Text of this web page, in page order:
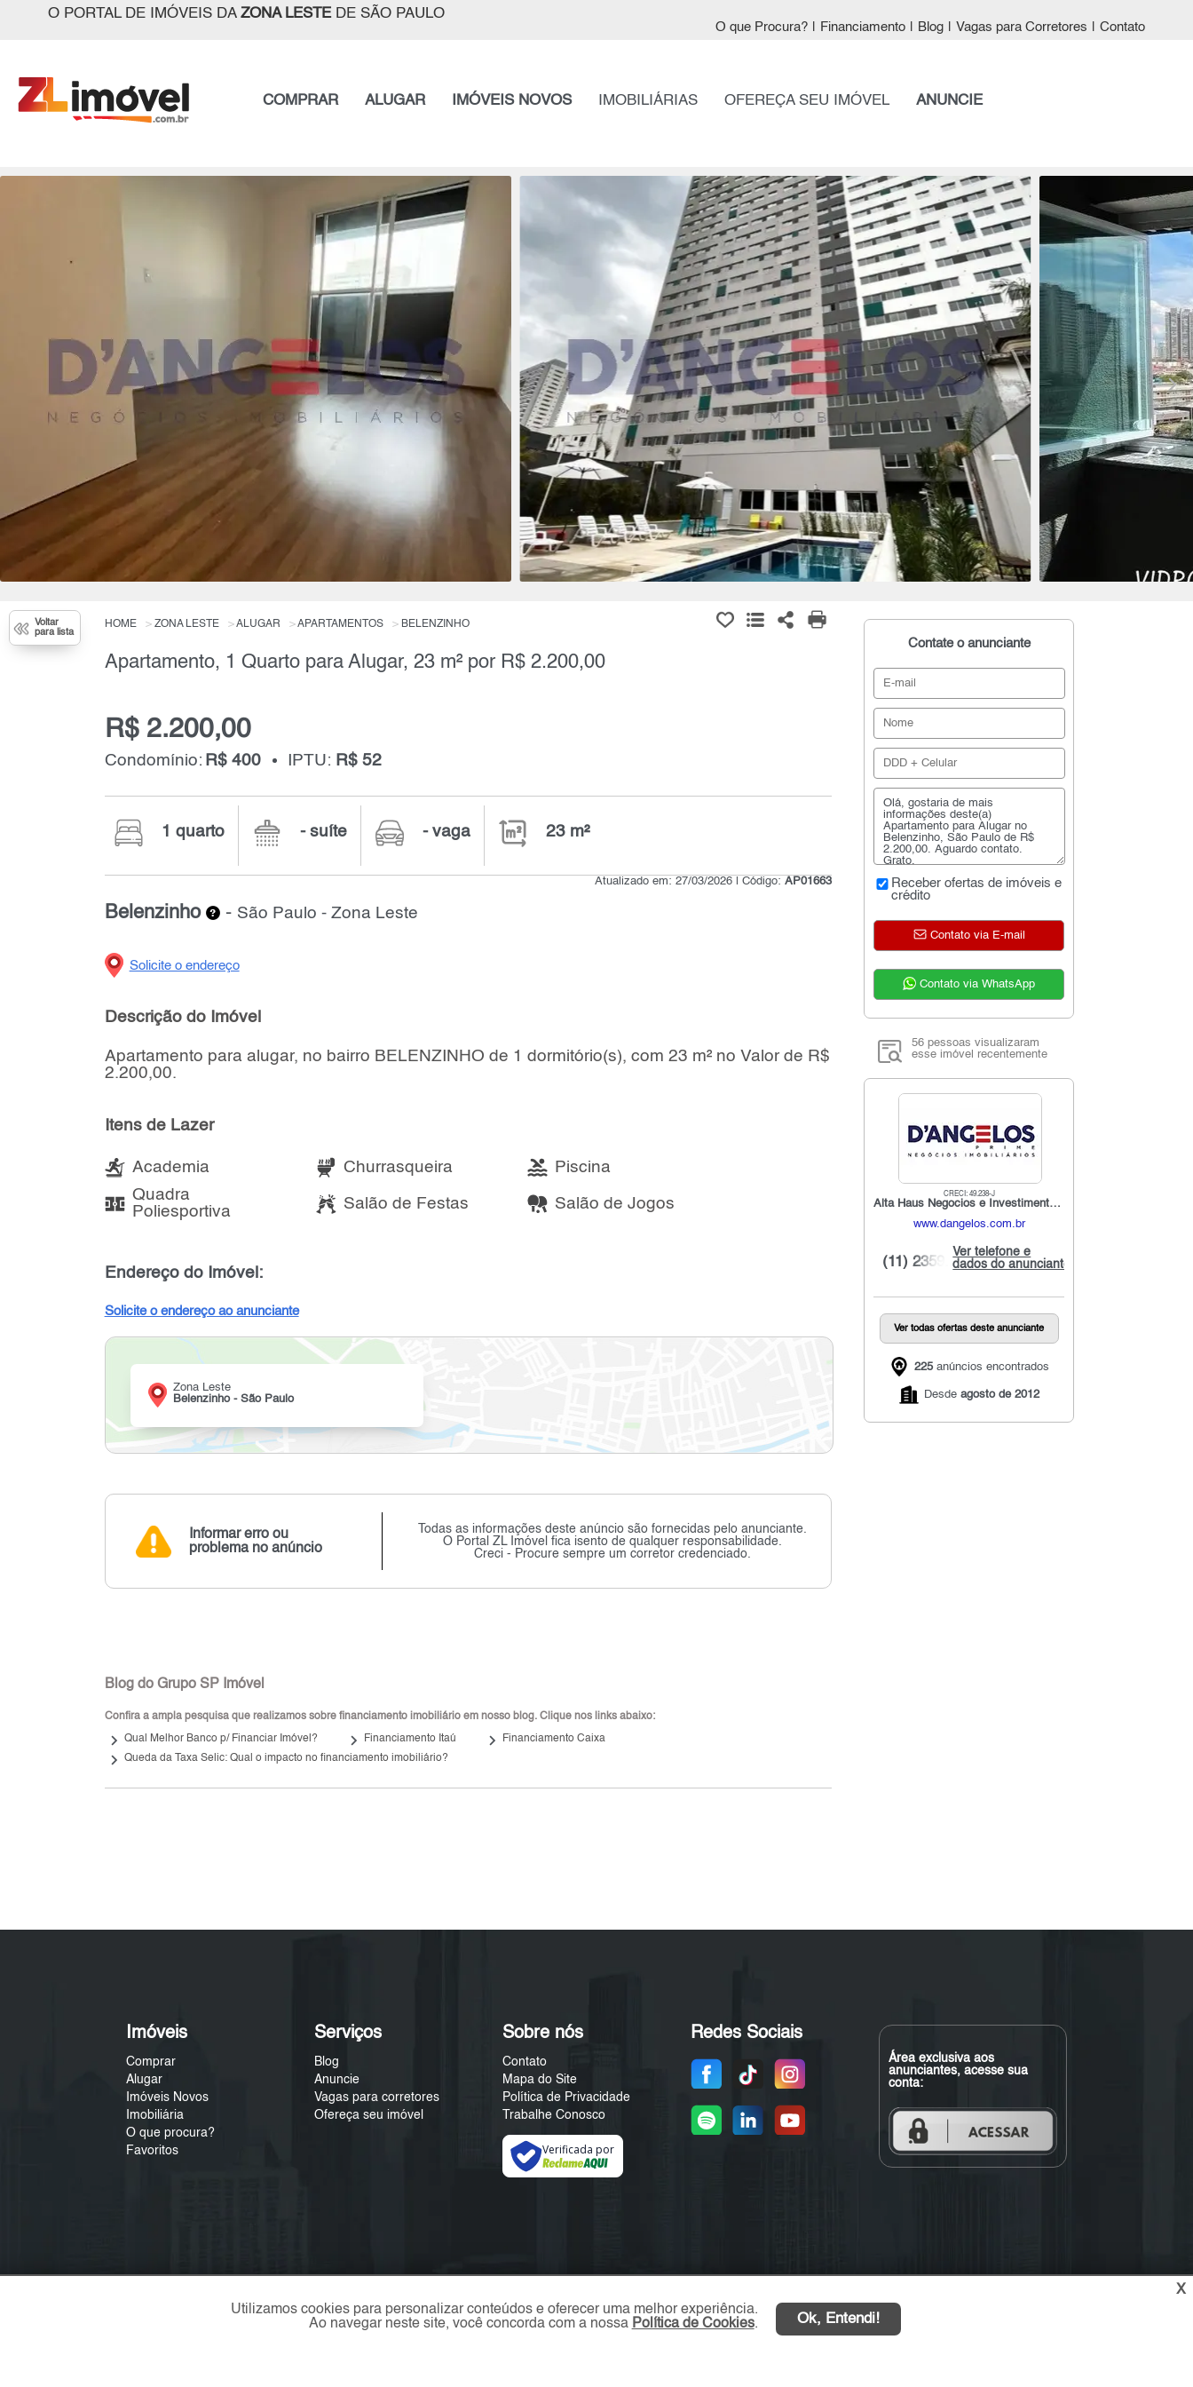
O PORTAL DE IMÓVEIS DA ZONA LESTEDE SÃO PAULO
O que Procura? Financiamento Blog Vagas para Corretores Contato
COMPRAR ALUGAR IMÓVEIS NOVOS IMOBILIÁRIAS OFEREÇA SEU IMÓVEL ANUNCIE
Voltar
para lista
HOME ZONA LESTE ALUGAR APARTAMENTOS BELENZINHO
Apartamento, 1 Quarto para Alugar, 23 m² por R$ 2.200,00
R$ 2.200,00
Condomínio: R$ 400 IPTU: R$ 52
1 quarto - suíte - vaga 23 m²
Atualizado em: 27/03/2026 | Código:AP01663
Belenzinho - São Paulo - Zona Leste
Solicite o endereço
Descrição do Imóvel
Apartamento para alugar, no bairro BELENZINHO de 1 dormitório(s), com 23 m² no Valor de R$
2.200,00.
Itens de Lazer
Academia Churrasqueira
Piscina
Quadra
Poliesportiva
Salão de Festas Salão de Jogos
Endereço do Imóvel:
Solicite o endereço ao anunciante
Zona Leste
Belenzinho - São Paulo
Informar erro ou
problema no anúncio
Todas as informações deste anúncio são fornecidas pelo anunciante.
O Portal ZL Imóvel fica isento de qualquer responsabilidade.
Creci - Procure sempre um corretor credenciado.
Blog do Grupo SP Imóvel
Confira a ampla pesquisa que realizamos sobre financiamento imobiliário em nosso blog. Clique nos links abaixo:
keyboard_arrow_right Qual Melhor Banco p/ Financiar Imóvel? keyboard_arrow_right Financiamento Itaú keyboard_arrow_right Financiamento Caixa
keyboard_arrow_right Queda da Taxa Selic: Qual o impacto no financiamento imobiliário?
Contate o anunciante
Receber ofertas de imóveis e
crédito
Contato via E-mail
Contato via WhatsApp
56 pessoas visualizaram
esse imóvel recentemente
CRECI: 49.238-J
Alta Haus Negocios e Investimentos Imobiários
www.dangelos.com.br
Ver telefone e
dados do anunciante
(11) 2359...
Ver todas ofertas deste anunciante
225anúncios encontrados
Desde agosto de 2012
Imóveis
Comprar
Alugar
Imóveis Novos
Imobiliária
O que procura?
Favoritos
Serviços
Blog
Anuncie
Vagas para corretores
Ofereça seu imóvel
Sobre nós
Contato
Mapa do Site
Política de Privacidade
Trabalhe Conosco
Verificada por
Redes Sociais
Área exclusiva aos
anunciantes, acesse sua
conta:
X
Utilizamos cookies para personalizar conteúdos e oferecer uma melhor experiência.
Ao navegar neste site, você concorda com a nossa Política de Cookies. Ok, Entendi!